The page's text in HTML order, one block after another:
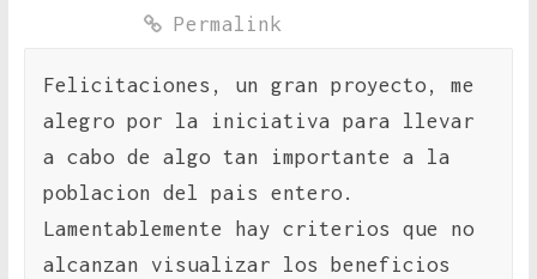
Permalink
Felicitaciones, un gran proyecto, me
alegro por la iniciativa para llevar
a cabo de algo tan importante a la
poblacion del pais entero.
Lamentablemente hay criterios que no
alcanzan visualizar los beneficios